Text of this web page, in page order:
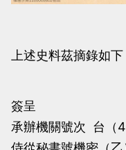
上述史料茲摘錄如下
簽呈
承辦機關號次 台（